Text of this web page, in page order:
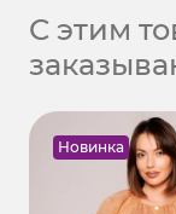
С этим
Новинка